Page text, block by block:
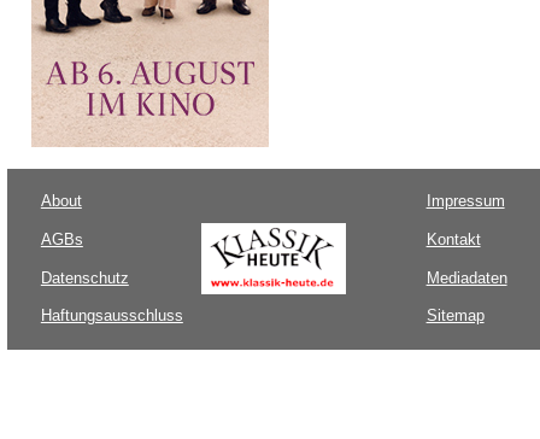
About
AGBs
Datenschutz
Haftungsausschluss
Impressum
Kontakt
Mediadaten
Sitemap